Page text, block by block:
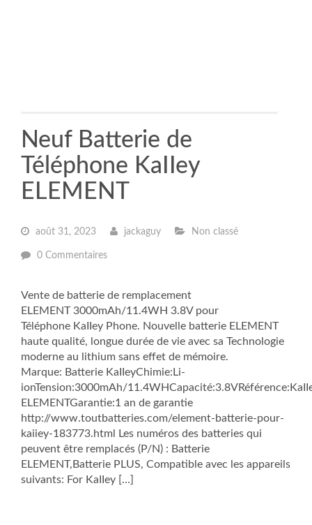
Neuf Batterie de
Téléphone KaIIey
ELEMENT
août 31, 2023 jackaguy Non classé
0 Commentaires
Vente de batterie de remplacement
ELEMENT 3000mAh/11.4WH 3.8V pour
Téléphone KaIIey Phone. Nouvelle batterie ELEMENT
haute qualité, longue durée de vie avec sa Technologie
moderne au lithium sans effet de mémoire.
Marque: Batterie KaIIeyChimie:Li-
ionTension:3000mAh/
ELEMENTGarantie:1 an de garantie
http://www.toutbatteries.com/element-batterie-pour-
kaiiey-183773.html Les numéros des batteries qui
peuvent être remplacés (P/N) : Batterie
ELEMENT,Batterie PLUS, Compatible avec les appareils
suivants: For KaIIey […]